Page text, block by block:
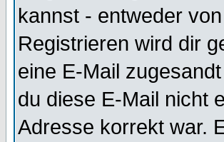
kannst - entweder
Registrieren wird dir
eine E-Mail
du diese E-Mail nicht
Adresse korrekt war.